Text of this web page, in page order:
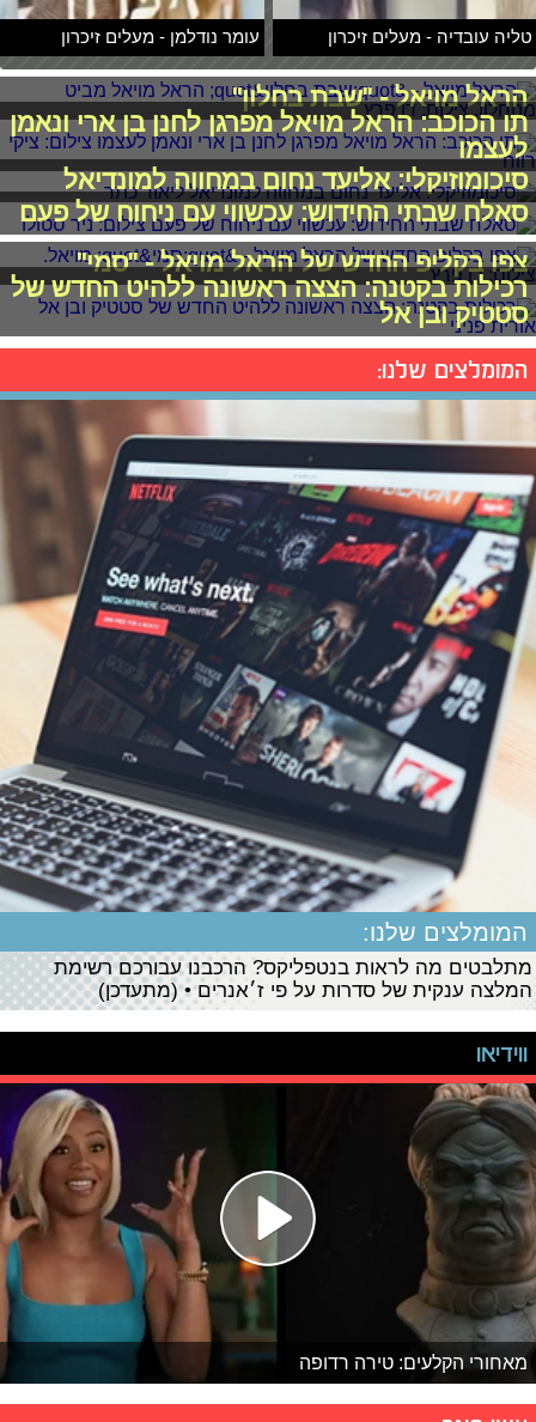
טליה עובדיה - מעלים זיכרון עומר נודלמן - מעלים זיכרון
הראל מויאל - "שבת בחלון"
תו הכוכב: הראל מויאל מפרגן לחנן בן ארי ונאמן
לעצמו
סיכומוזיקלי: אליעד נחום במחווה למונדיאל
סאלח שבתי החידוש: עכשווי עם ניחוח של פעם
צפו בקליפ החדש של הראל מויאל - "סמי"
רכילות בקטנה: הצצה ראשונה ללהיט החדש של
סטטיק ובן אל
המומלצים שלנו:
המומלצים שלנו:
מתלבטים מה לראות בנטפליקס? הרכבנו עבורכם רשימת
המלצה ענקית של סדרות על פי ז׳אנרים • (מתעדכן)
ווידיאו
מאחורי הקלעים: טירה רדופה